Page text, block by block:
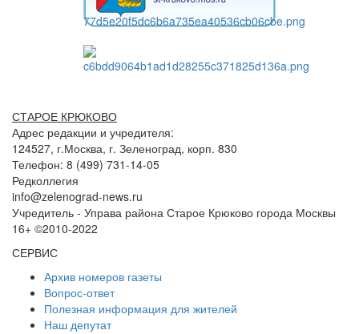
СТАРОЕ КРЮКОВО
Адрес редакции и учредителя:
124527, г.Москва, г. Зеленоград, корп. 830
Телефон: 8 (499) 731-14-05
Редколлегия
info@zelenograd-news.ru
Учредитель - Управа района Старое Крюково города Москвы
16+ ©2010-2022
СЕРВИС
Архив номеров газеты
Вопрос-ответ
Полезная информация для жителей
Наш депутат